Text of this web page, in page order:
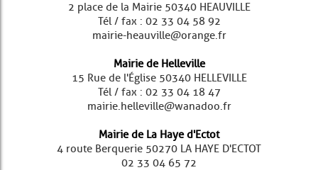
2 place de la Mairie 50340 HEAUVILLE
Tél / fax : 02 33 04 58 92
mairie-heauville@orange.fr
Mairie de Helleville
15 Rue de l'Église 50340 HELLEVILLE
Tél / fax : 02 33 04 18 47
mairie.helleville@wanadoo.fr
Mairie de La Haye d'Ectot
4 route Berquerie 50270 LA HAYE D'ECTOT
02 33 04 65 72